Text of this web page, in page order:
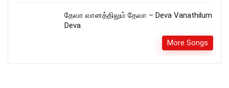
தேவா வானத்திலும் தேவா – Deva Vanathilum
Deva
More Songs